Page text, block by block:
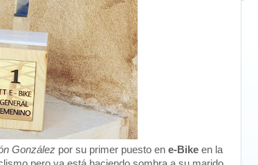
Gonzálezpor su primer puesto en e-Bike en la